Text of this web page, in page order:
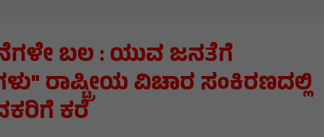
ಬಲ : ಯುವ ಜನತೆಗೆ
ರಾಷ್ಟ್ರೀಯ ವಿಚಾರ ಸಂಕಿರಣದಲ್ಲಿ
ಕರೆ